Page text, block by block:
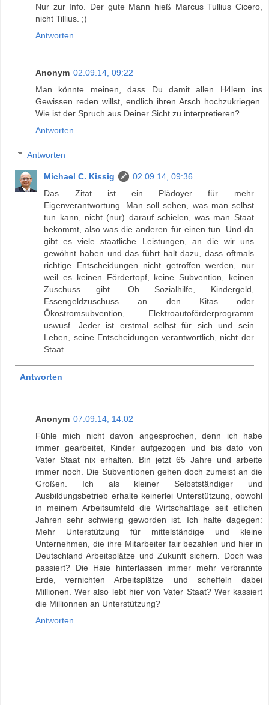
Nur zur Info. Der gute Mann hieß Marcus Tullius Cicero,
nicht Tillius. ;)
Antworten
Anonym 02.09.14, 09:22
Man könnte meinen, dass Du damit allen H4lern ins
Gewissen reden willst, endlich ihren Arsch hochzukriegen.
Wie ist der Spruch aus Deiner Sicht zu interpretieren?
Antworten
Antworten
Michael C. Kissig
02.09.14, 09:36
Das Zitat ist ein Plädoyer für mehr
Eigenverantwortung. Man soll sehen, was man selbst
tun kann, nicht (nur) darauf schielen, was man Staat
bekommt, also was die anderen für einen tun. Und da
gibt es viele staatliche Leistungen, an die wir uns
gewöhnt haben und das führt halt dazu, dass oftmals
richtige Entscheidungen nicht getroffen werden, nur
weil es keinen Fördertopf, keine Subvention, keinen
Zuschuss gibt. Ob Sozialhilfe, Kindergeld,
Essengeldzuschuss an den Kitas oder
Ökostromsubvention, Elektroautoförderprogramm
uswusf. Jeder ist erstmal selbst für sich und sein
Leben, seine Entscheidungen verantwortlich, nicht der
Staat.
Antworten
Anonym 07.09.14, 14:02
Fühle mich nicht davon angesprochen, denn ich habe
immer gearbeitet, Kinder aufgezogen und bis dato von
Vater Staat nix erhalten. Bin jetzt 65 Jahre und arbeite
immer noch. Die Subventionen gehen doch zumeist an die
Großen. Ich als kleiner Selbstständiger und
Ausbildungsbetrieb erhalte keinerlei Unterstützung, obwohl
in meinem Arbeitsumfeld die Wirtschaftlage seit etlichen
Jahren sehr schwierig geworden ist. Ich halte dagegen:
Mehr Unterstützung für mittelständige und kleine
Unternehmen, die ihre Mitarbeiter fair bezahlen und hier in
Deutschland Arbeitsplätze und Zukunft sichern. Doch was
passiert? Die Haie hinterlassen immer mehr verbrannte
Erde, vernichten Arbeitsplätze und scheffeln dabei
Millionen. Wer also lebt hier von Vater Staat? Wer kassiert
die Millionnen an Unterstützung?
Antworten